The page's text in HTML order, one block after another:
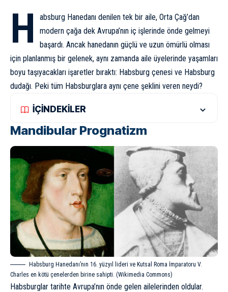
H absburg Hanedanı denilen tek bir aile, Orta Çağ’dan
modern çağa dek Avrupa’nın iç işlerinde önde gelmeyi
başardı. Ancak hanedanın güçlü ve uzun ömürlü olması
için planlanmış bir gelenek, aynı zamanda aile üyelerinde yaşamları
boyu taşıyacakları işaretler bıraktı: Habsburg çenesi ve Habsburg
dudağı. Peki tüm Habsburglara aynı çene şeklini veren neydi?
İÇİNDEKİLER
Mandibular Prognatizm
Habsburg Hanedanı’nın 16. yüzyıl lideri ve Kutsal Roma İmparatoru V.
Charles en kötü çenelerden birine sahipti. (Wikimedia Commons)
Habsburglar tarihte Avrupa’nın önde gelen ailelerinden oldular.